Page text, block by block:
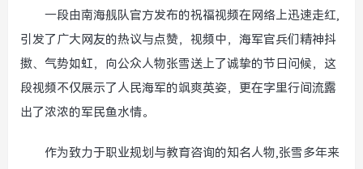
一段由南海舰队官方发布的祝福视频在网络上迅速走红,
引发了广大网友的热议与点赞，视频中，海军官兵们精神抖
擞、气势如虹，向公众人物张雪送上了诚挚的节日问候，这
段视频不仅展示了人民海军的飒爽英姿，更在字里行间流露
出了浓浓的军民鱼水情。
作为致力于职业规划与教育咨询的知名人物,张雪多年来